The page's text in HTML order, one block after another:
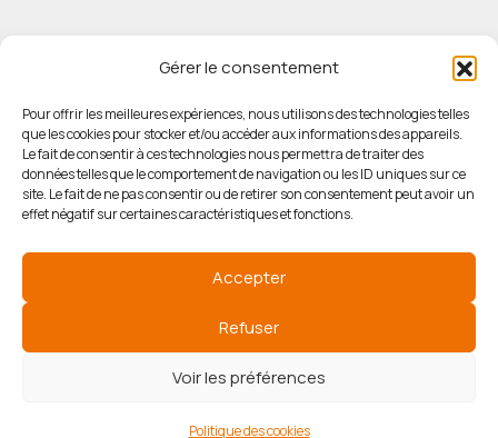
Gérer le consentement
Pour offrir les meilleures expériences, nous utilisons des technologies telles
que les cookies pour stocker et/ou accéder aux informations des appareils.
Le fait de consentir à ces technologies nous permettra de traiter des
données telles que le comportement de navigation ou les ID uniques sur ce
site. Le fait de ne pas consentir ou de retirer son consentement peut avoir un
effet négatif sur certaines caractéristiques et fonctions.
Accepter
Refuser
Voir les préférences
Politique des cookies
© HORIZON IMMOBILIER
Mentions légales
Politique des cookies